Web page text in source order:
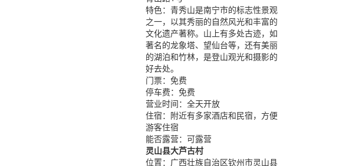
特色： 青秀山是南宁市的标志性景观
之一，以其秀丽的自然风光和丰富的
文化遗产著称。山上有多处古迹，如
著名的龙象塔、望仙台等，还有美丽
的湖泊和竹林，是登山观光和摄影的
好去处。
门票： 免费
停车费： 免费
营业时间： 全天开放
住宿： 附近有多家酒店和民宿，方便
游客住宿
能否露营： 可露营
灵山县大芦古村
位置： 广西壮族自治区钦州市灵山县